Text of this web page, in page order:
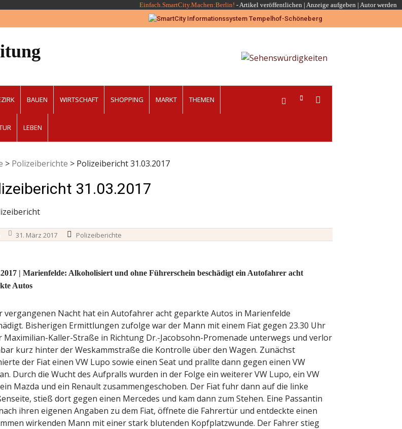
Einfach.SmartCity.Machen:Berlin! -Artikel veröffentlichen | Anzeige aufgeben | Autor werden
BAUEN WIRTSCHAFT SHOPPING MARKT THEMEN
LEBEN
> Polizeiberichte > Polizeibericht 31.03.2017
31.03.2017
31. März 2017 Polizeiberichte
| Marienfelde: Alkoholisiert und ohne Führerschein beschädigt ein Autofahrer acht
Autos
vergangenen Nacht hat ein Autofahrer acht geparkte Autos in Marienfelde
Bisherigen Ermittlungen zufolge war der Mann mit einem Fiat gegen 23.30 Uhr
Maximilian-Kaller-Straße in Richtung Dr.-Jacobsohn-Promenade unterwegs und verlor
kurz hinter der Weskammstraße die Kontrolle über den Wagen. Zunächst
der Fiat einen VW Lupo sowie einen Seat und prallte dann gegen einen VW
Durch die Wucht des Aufpralls wurden in der Folge ein weiterer VW Lupo, ein VW
Mazda und ein Renault zusammengeschoben. Der Fiat fuhr dann auf die linke
stieß dort gegen einen Mercedes und kam dann zum Stehen. Eine Passantin
ihren eigenen Angaben zu dem Fiat, öffnete die Fahrertür und entdeckte einen
wirkenden Mann mit einer stark blutenden Kopfplatzwunde. Der Fahrer stieg